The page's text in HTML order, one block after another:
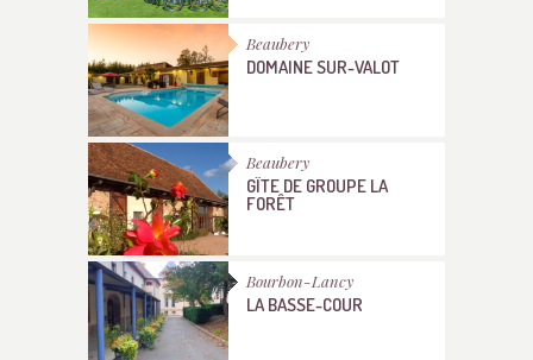
Beaubery
DOMAINE SUR-VALOT
Beaubery
GÎTE DE GROUPE LA
FORÊT
Bourbon-Lancy
LA BASSE-COUR